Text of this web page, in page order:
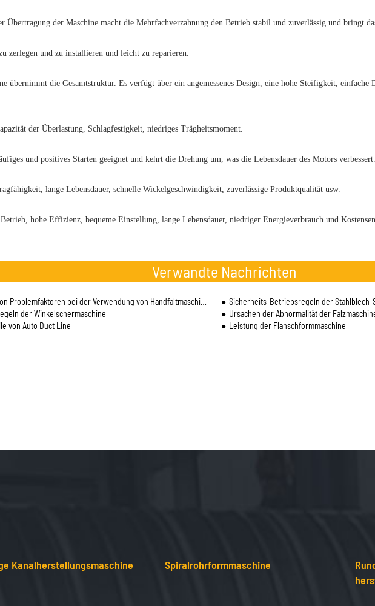
Übertragung der Maschine macht die Mehrfachverzahnung den Betrieb stabil und zuverlässig und bringt
zerlegen und zu installieren und leicht zu reparieren.
übernimmt die Gesamtstruktur. Es verfügt über ein angemessenes Design, eine hohe Steifigkeit, einfache
der Überlastung, Schlagfestigkeit, niedriges Trägheitsmoment.
und positives Starten geeignet und kehrt die Drehung um, was die Lebensdauer des Motors verbessert.
lange Lebensdauer, schnelle Wickelgeschwindigkeit, zuverlässige Produktqualität usw.
hohe Effizienz, bequeme Einstellung, lange Lebensdauer, niedriger Energieverbrauch und
Verwandte Nachrichten
Problemfaktoren bei der Verwendung von Handfaltmaschinen
Sicherheits-Betriebsregeln der Stahlblech-
der Winkelschermaschine
Ursachen der Abnormalität der
von Auto Duct Line
Leistung der Flanschformmaschine
Kanalherstellungsmaschine Spiralrohrformmaschine